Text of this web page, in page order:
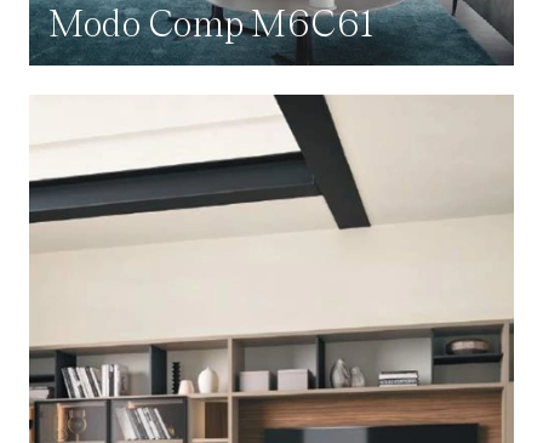
Modo Comp M6C61